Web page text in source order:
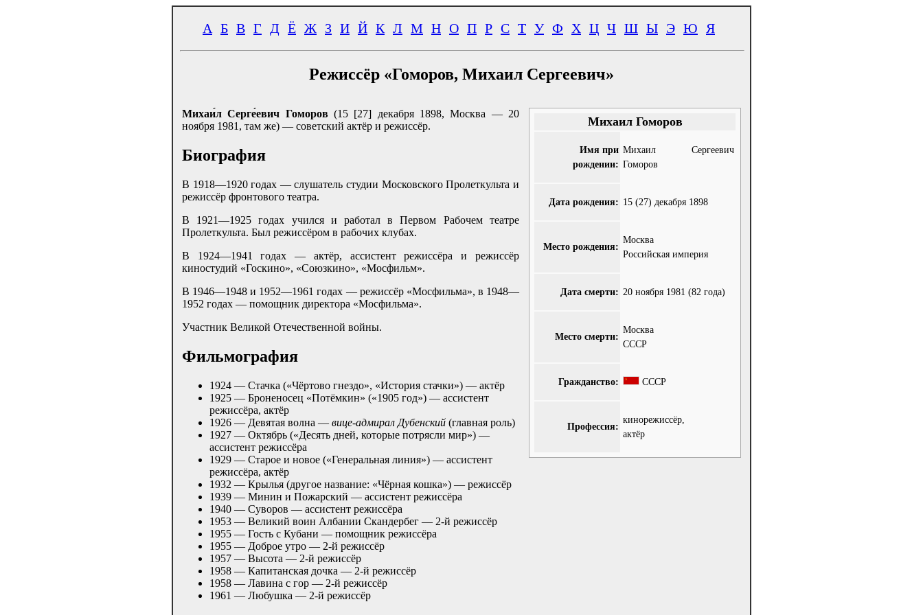
А Б В Г Д Ё Ж З И Й К Л М Н О П Р С Т У Ф Х Ц Ч Ш Ы Э Ю Я
Режиссёр «Гоморов, Михаил Сергеевич»
Михаил Гоморов
Имя при
рождении:
Михаил Сергеевич
Гоморов
Дата рождения: 15 (27) декабря 1898
Место рождения:
Москва
Российская империя
Дата смерти: 20 ноября 1981 (82 года)
Место смерти:
Москва
СССР
Гражданство: СССР
Профессия:
кинорежиссёр,
актёр
Михаи́л Серге́евич Гоморов (15 [27] декабря 1898, Москва — 20
ноября 1981, там же) — советский актёр и режиссёр.
Биография
В 1918—1920 годах — слушатель студии Московского Пролеткульта и
режиссёр фронтового театра.
В 1921—1925 годах учился и работал в Первом Рабочем театре
Пролеткульта. Был режиссёром в рабочих клубах.
В 1924—1941 годах — актёр, ассистент режиссёра и режиссёр
киностудий «Госкино», «Союзкино», «Мосфильм».
В 1946—1948 и 1952—1961 годах — режиссёр «Мосфильма», в 1948—
1952 годах — помощник директора «Мосфильма».
Участник Великой Отечественной войны.
Фильмография
1924 — Стачка («Чёртово гнездо», «История стачки») — актёр
1925 — Броненосец «Потёмкин» («1905 год») — ассистент
режиссёра, актёр
1926 — Девятая волна — вице-адмирал Дубенский (главная роль)
1927 — Октябрь («Десять дней, которые потрясли мир») —
ассистент режиссёра
1929 — Старое и новое («Генеральная линия») — ассистент
режиссёра, актёр
1932 — Крылья (другое название: «Чёрная кошка») — режиссёр
1939 — Минин и Пожарский — ассистент режиссёра
1940 — Суворов — ассистент режиссёра
1953 — Великий воин Албании Скандербег — 2-й режиссёр
1955 — Гость с Кубани — помощник режиссёра
1955 — Доброе утро — 2-й режиссёр
1957 — Высота — 2-й режиссёр
1958 — Капитанская дочка — 2-й режиссёр
1958 — Лавина с гор — 2-й режиссёр
1961 — Любушка — 2-й режиссёр